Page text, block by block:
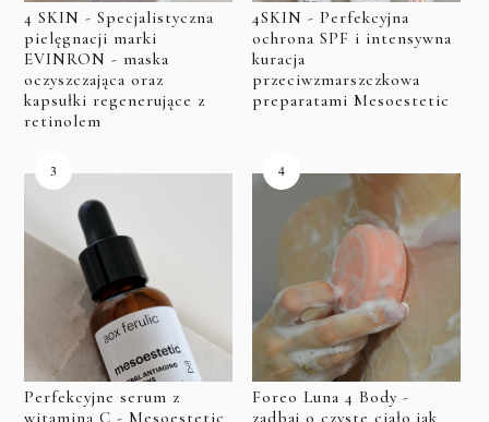
4 SKIN - Specjalistyczna
pielęgnacji marki
EVINRON - maska
oczyszczająca oraz
kapsułki regenerujące z
retinolem
4SKIN - Perfekcyjna
ochrona SPF i intensywna
kuracja
przeciwzmarszczkowa
preparatami Mesoestetic
Perfekcyjne serum z
witaminą C - Mesoestetic
Foreo Luna 4 Body -
zadbaj o czyste ciało jak